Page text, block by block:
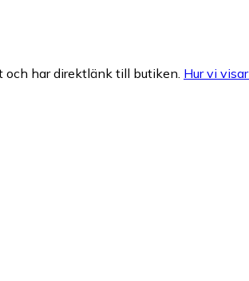
har direktlänk till butiken. Hur vi